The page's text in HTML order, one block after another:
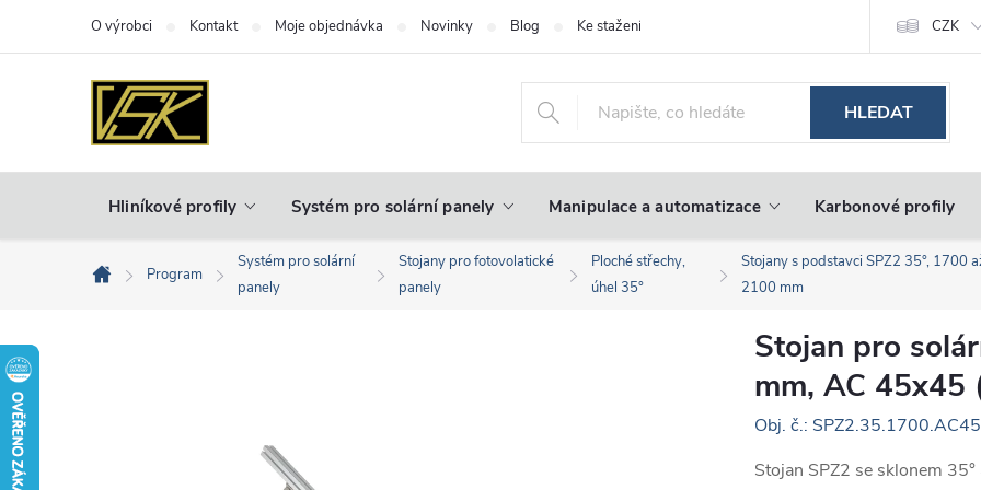
O výrobci Kontakt Moje objednávka Novinky Blog Ke stažení CZK
HLEDAT
Hliníkové profily Systém pro solární panely Manipulace a automatizace Karbonové profily
Domů
Program
Systém pro solární
panely
Stojany pro fotovolatické
panely
Ploché střechy,
úhel 35°
Stojany s podstavci SPZ2 35°, 1700
2100 mm
Stojan pro
mm, AC 45x45
Obj. č.:
Stojan SPZ2 se sklonem